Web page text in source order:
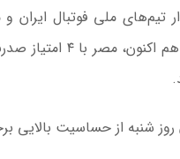
شنبه از حساسیت بالایی